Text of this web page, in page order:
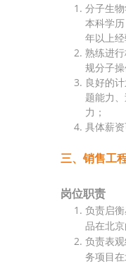
分子生
本科学
年以上经
熟练进
规分子操
良好的
题能力
力；
具体薪资
三、销售工
岗位职责
负责启
品在北京
负责表
务项目在